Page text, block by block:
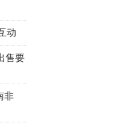
动
售要
非